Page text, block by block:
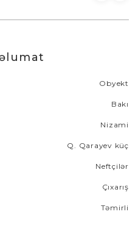
Obyekt
Bakı
Nizami
Q. Qarayev küç
Neftçilər
Çıxarış
Təmirli